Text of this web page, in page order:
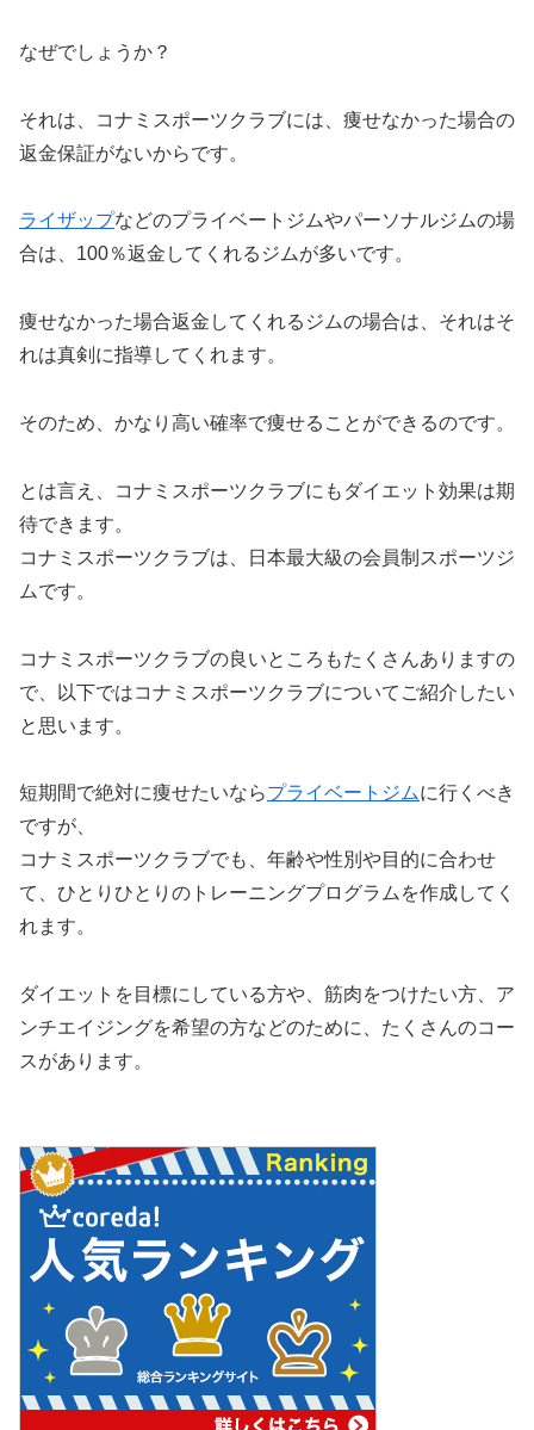
なぜでしょうか？
それは、コナミスポーツクラブには、痩せなかった場合の
返金保証がないからです。
ライザップなどのプライベートジムやパーソナルジムの場
合は、100％返金してくれるジムが多いです。
痩せなかった場合返金してくれるジムの場合は、それはそ
れは真剣に指導してくれます。
そのため、かなり高い確率で痩せることができるのです。
とは言え、コナミスポーツクラブにもダイエット効果は期
待できます。
コナミスポーツクラブは、日本最大級の会員制スポーツジ
ムです。
コナミスポーツクラブの良いところもたくさんありますの
で、以下ではコナミスポーツクラブについてご紹介したい
と思います。
短期間で絶対に痩せたいならプライベートジムに行くべき
ですが、
コナミスポーツクラブでも、年齢や性別や目的に合わせ
て、ひとりひとりのトレーニングプログラムを作成してく
れます。
ダイエットを目標にしている方や、筋肉をつけたい方、ア
ンチエイジングを希望の方などのために、たくさんのコー
スがあります。